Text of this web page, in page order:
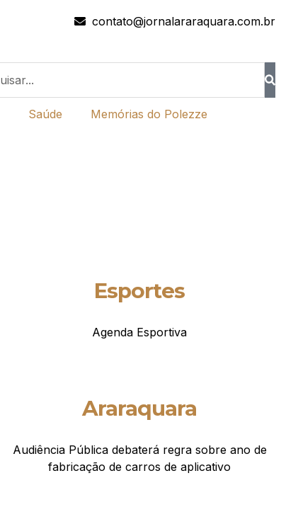
contato@jornalararaquara.com.br
Saúde Memórias do Polezze
Esportes
Agenda Esportiva
Araraquara
Audiência Pública debaterá regra sobre ano de
fabricação de carros de aplicativo